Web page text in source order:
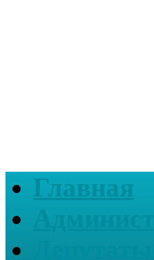
Главная